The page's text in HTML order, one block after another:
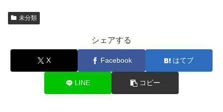
未分類
シェアする
X Facebook はてブ
LINE コピー